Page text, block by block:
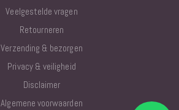
Veelgestelde vragen
Retourneren
Verzending & bezorgen
Privacy & veiligheid
Disclaimer
Algemene voorwaarden